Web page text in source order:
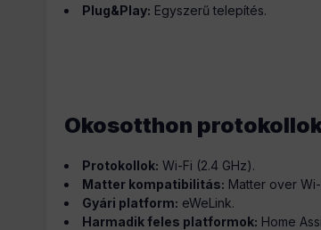
Plug&Play: Egyszerű telepítés.
Okosotthon
Protokollok: Wi-Fi (2.4 GHz).
Matter kompatibilitás: Matter over
Gyári platform: eWeLink.
Harmadik feles platformok: Home